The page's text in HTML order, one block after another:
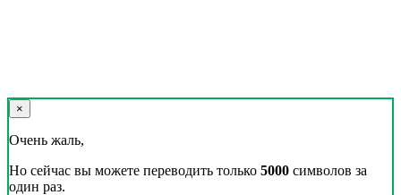
×
Очень жаль,
Но сейчас вы можете переводить только 5000 символов за
один раз.